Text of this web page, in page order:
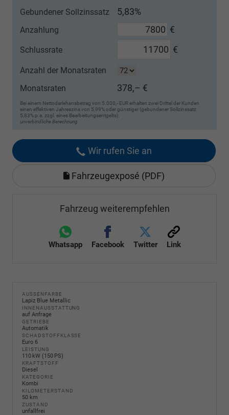
Gebundener Sollzinssatz 5,83%
Anzahlung €
Schlussrate €
Anzahl der Monatsraten
Monatsraten
378,– €
Bei einem Nettodarlehensbetrag von 5.000,- EUR erhalten zwei Drittel der Kunden
einen effektiven Jahreszins von 5,99% oder günstiger (gebundener Sollzinssatz
5,83% p.a. zzgl. eines Bearbeitungsentgelts).
unverbindliche Berechnung
Wir rufen Sie an
Fahrzeugexposé (PDF)
Fahrzeug weiterempfehlen
Whatsapp Facebook Twitter Link
AUSSENFARBE
Lapiz Blue Metallic
INNENAUSSTATTUNG
auf Anfrage
GETRIEBE
Automatik
SCHADSTOFFKLASSE
Euro 6
LEISTUNG
110 kW (150 PS)
KRAFTSTOFF
Diesel
KATEGORIE
Kombi
KILOMETERSTAND
50 km
ZUSTAND
unfallfrei